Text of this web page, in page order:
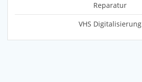
Reparatur
VHS Digitalisierung